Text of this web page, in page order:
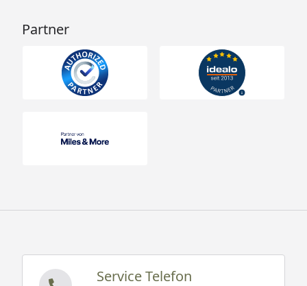
Partner
Service Telefon